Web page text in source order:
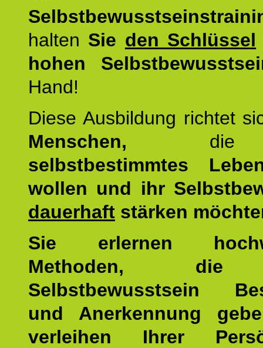
halten Sie den Schlüssel
hohen
Hand!
Diese Ausbildung richtet
Menschen,
selbstbestimmtes
wollen und ihr
dauerhaft stärken
Sie erlernen
Methoden, die
Selbstbewusstsein
und Anerkennung
verleihen Ihrer